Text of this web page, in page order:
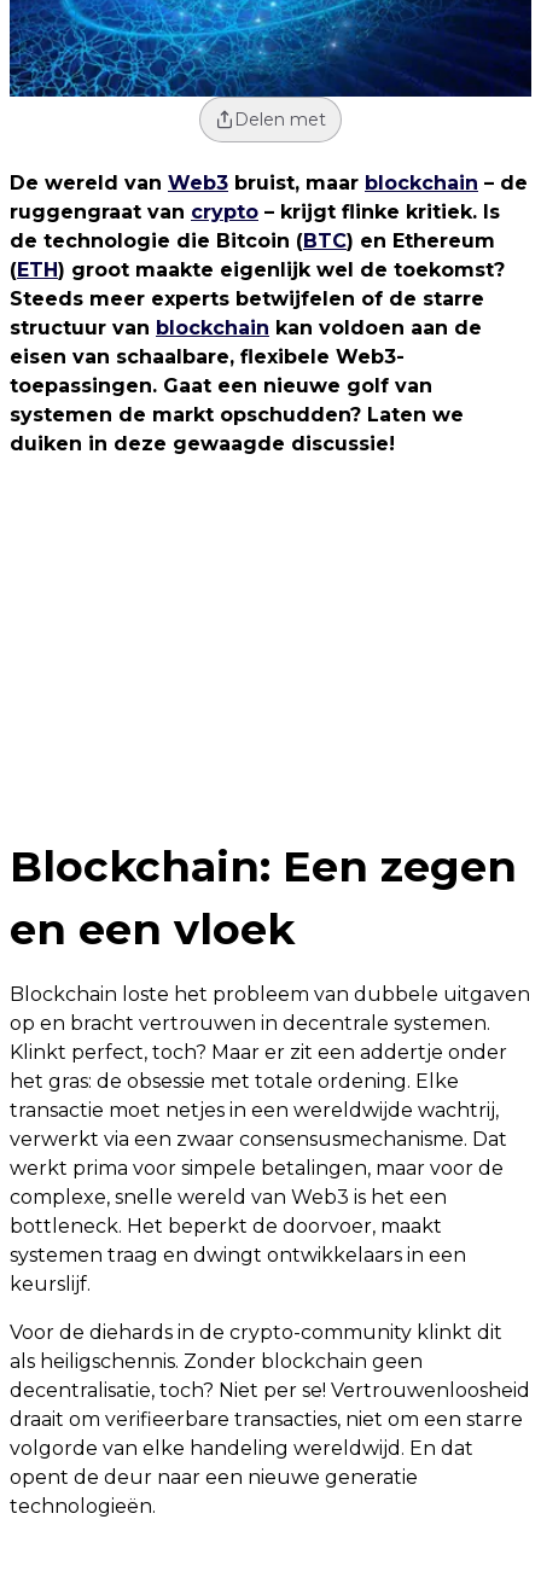
Delen met
De wereld van Web3 bruist, maar blockchain – de
ruggengraat van crypto – krijgt flinke kritiek. Is
de technologie die Bitcoin (BTC) en Ethereum
(ETH) groot maakte eigenlijk wel de toekomst?
Steeds meer experts betwijfelen of de starre
structuur van blockchain kan voldoen aan de
eisen van schaalbare, flexibele Web3-
toepassingen. Gaat een nieuwe golf van
systemen de markt opschudden? Laten we
duiken in deze gewaagde discussie!
Blockchain: Een zegen
en een vloek
Blockchain loste het probleem van dubbele uitgaven
op en bracht vertrouwen in decentrale systemen.
Klinkt perfect, toch? Maar er zit een addertje onder
het gras: de obsessie met totale ordening. Elke
transactie moet netjes in een wereldwijde wachtrij,
verwerkt via een zwaar consensusmechanisme. Dat
werkt prima voor simpele betalingen, maar voor de
complexe, snelle wereld van Web3 is het een
bottleneck. Het beperkt de doorvoer, maakt
systemen traag en dwingt ontwikkelaars in een
keurslijf.
Voor de diehards in de crypto-community klinkt dit
als heiligschennis. Zonder blockchain geen
decentralisatie, toch? Niet per se! Vertrouwenloosheid
draait om verifieerbare transacties, niet om een starre
volgorde van elke handeling wereldwijd. En dat
opent de deur naar een nieuwe generatie
technologieën.